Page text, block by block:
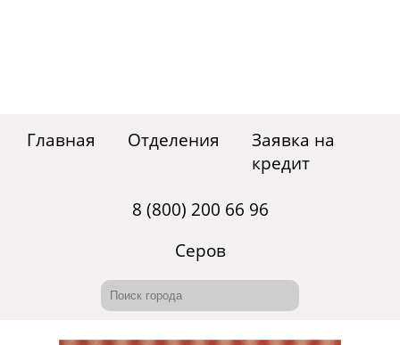
Главная Отделения
Заявка на
кредит
8 (800) 200 66 96
Серов